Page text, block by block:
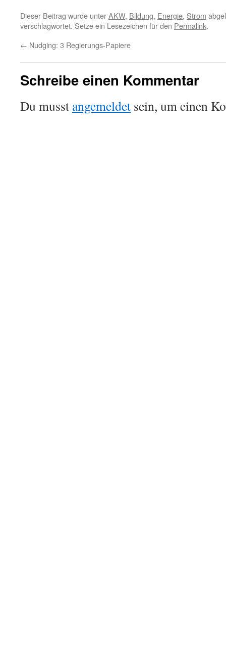
Dieser Beitrag wurde unterAKW, Bildung, Energie, Strom
verschlagwortet. Setze ein Lesezeichen für den Permalink.
← Nudging: 3 Regierungs-Papiere
Schreibe einen Kommentar
Du musst angemeldet sein, um einen